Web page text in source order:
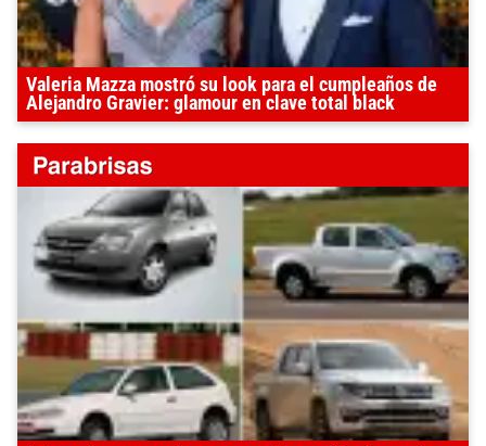
Valeria Mazza mostró su look para el cumpleaños de
Alejandro Gravier: glamour en clave total black